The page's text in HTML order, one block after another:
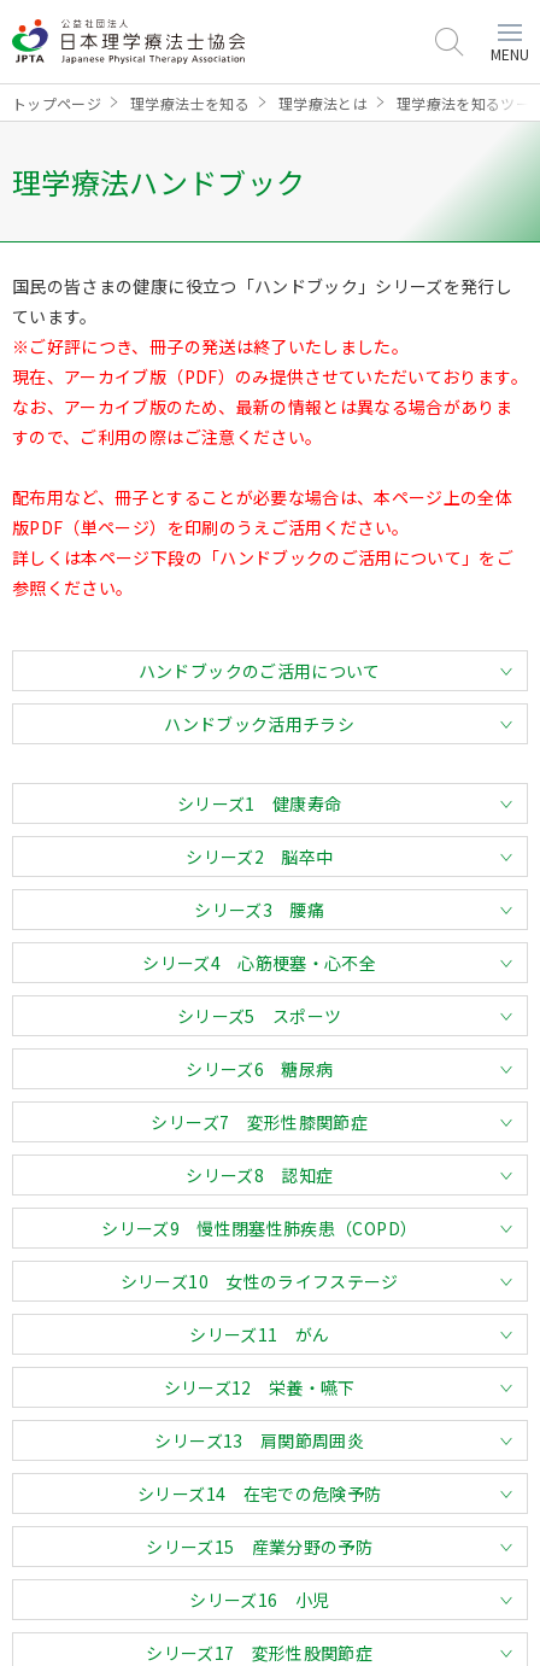
MENU
トップページ 理学療法士を知る 理学療法とは 理学療法を知るツー
理学療法ハンドブック
国民の皆さまの健康に役立つ「ハンドブック」シリーズを発行し
ています。
※ご好評につき、冊子の発送は終了いたしました。
現在、アーカイブ版（PDF）のみ提供させていただいております。
なお、アーカイブ版のため、最新の情報とは異なる場合がありま
すので、ご利用の際はご注意ください。
配布用など、冊子とすることが必要な場合は、本ページ上の全体
版PDF（単ページ）を印刷のうえご活用ください。
詳しくは本ページ下段の「ハンドブックのご活用について」をご
参照ください。
ハンドブックのご活用について
ハンドブック活用チラシ
シリーズ1 健康寿命
シリーズ2 脳卒中
シリーズ3 腰痛
シリーズ4 心筋梗塞・心不全
シリーズ5 スポーツ
シリーズ6 糖尿病
シリーズ7 変形性膝関節症
シリーズ8 認知症
シリーズ9 慢性閉塞性肺疾患（COPD）
シリーズ10 女性のライフステージ
シリーズ11 がん
シリーズ12 栄養・嚥下
シリーズ13 肩関節周囲炎
シリーズ14 在宅での危険予防
シリーズ15 産業分野の予防
シリーズ16 小児
シリーズ17 変形性股関節症